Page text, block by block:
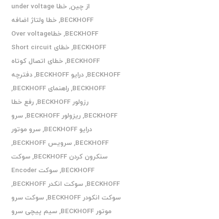
از چین,
خطا under voltage
BECKHOFF
,خطا ولتاژ اضافه
BECKHOFF
,
خطاOver voltage
BECKHOFF
,
خطای Short circuit
BECKHOFF
,خطای اتصال کوتاه
BECKHOFF
,درایو BECKHOFF ,دفترچه
BECKHOFF
,راهنمای BECKHOFF
,
رزولور BECKHOFF
,رفع خطا
BECKHOFF
,ریزولور BECKHOFF ,سرو
درایو BECKHOFF
,سرو موتور
BECKHOFF
,سرویس BECKHOFF
,
سنکرون کردن BECKHOFF
,سوکت
BECKHOFF
,
سوکت Encoder
BECKHOFF
,سوکت انکدر BECKHOFF
,
سوکت انکودر BECKHOFF
,سوکت سرو
موتور BECKHOFF
,سیم پیچی سرو